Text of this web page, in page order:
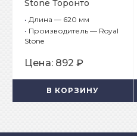
Stone Торонто
• Длина — 620 мм
• Производитель — Royal
Stone
Цена: 892 ₽
В КОРЗИНУ